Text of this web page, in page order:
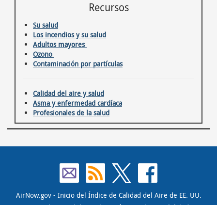
Recursos
Su salud
Los incendios y su salud
Adultos mayores
Ozono
Contaminación por partículas
Calidad del aire y salud
Asma y enfermedad cardíaca
Profesionales de la salud
AirNow.gov- Inicio del Índice de Calidad del Aire de EE. UU.